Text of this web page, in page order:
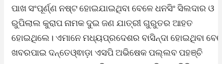
ପାଖ ସଂପୂର୍ଣ୍ଣ ନଷ୍ଟ ହୋଇଯାଇଥିବା ବେଳେ ଧନସିଂ ସିଲଦାର ଓ
ରୁପିଲାଲ କୁରାପ ନାମକ ଦୁଇ ଜଣ ଯାତ୍ରୀ ଗୁରୁତର ଆହତ
ହୋଇଥିଲେ। ଏମାନେ ମଧ୍ୟପ୍ରଦେଶର ବାସିନ୍ଦା ହୋଇଥିବା
ଖବରପାଇ ଦନ୍ତେଓ୍ଵାଡ଼ା ଏସପି ଅଭିଷେକ ପଲ୍ଲବ ପହଞ୍ଚି